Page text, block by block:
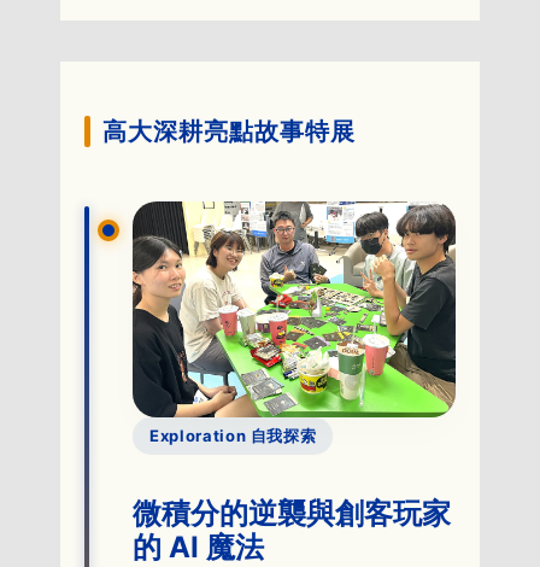
高大深耕亮點故事特展
Exploration 自我探索
微積分的逆襲與創客玩家
的 AI 魔法